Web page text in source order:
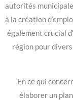
autorités
à la création
également crucial
région pour
En ce qui
élaborer un